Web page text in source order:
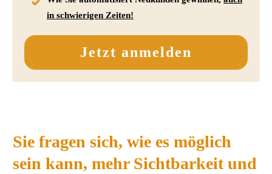
in schwierigen Zeiten!
Jetzt anmelden
Sie fragen sich, wie es möglich
sein kann, mehr Sichtbarkeit und